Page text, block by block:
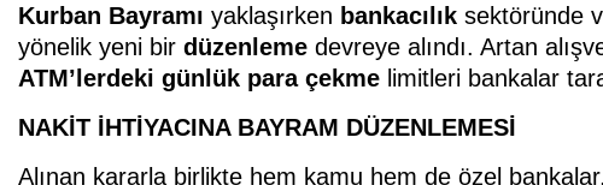
Kurban Bayramı yaklaşırken bankacılık sektöründe
yönelik yeni bir düzenleme devreye alındı. Artan
ATM’lerdeki günlük para çekme limitleri bankalar
NAKİT İHTİYACINA BAYRAM DÜZENLEMESİ
Alınan kararla birlikte hem kamu hem de özel